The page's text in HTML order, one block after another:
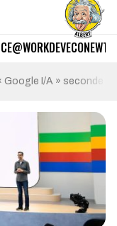
@WORKDEVECO
Google I/A » seconde